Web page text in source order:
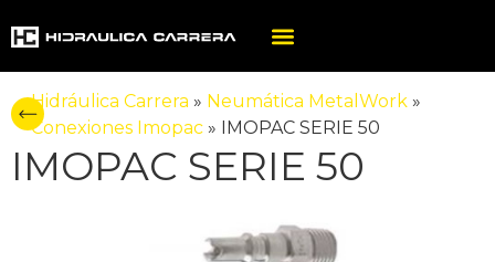
Hidráulica Carrera » Neumática MetalWork »
Conexiones Imopac » IMOPAC SERIE 50
IMOPAC SERIE 50